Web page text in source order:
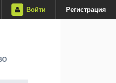
Войти Регистрация